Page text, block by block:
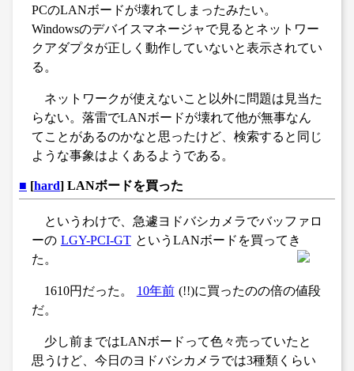
PCのLANボードが壊れてしまったみたい。
Windowsのデバイスマネージャで見るとネットワー
クアダプタが正しく動作していないと表示されてい
る。
ネットワークが使えないこと以外に問題は見当た
らない。落雷でLANボードが壊れて他が無事なん
てことがあるのかなと思ったけど、検索すると同じ
ような事象はよくあるようである。
■ [hard] LANボードを買った
というわけで、急遽ヨドバシカメラでバッファロ
ーの LGY-PCI-GT というLANボードを買ってき
た。
1610円だった。 10年前 (!!)に買ったのの倍の値段
だ。
少し前まではLANボードって色々売っていたと
思うけど、今日のヨドバシカメラでは3種類くらい